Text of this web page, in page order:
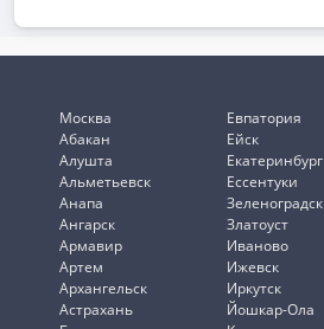
Москва
Абакан
Алушта
Альметьевск
Анапа
Ангарск
Армавир
Артем
Архангельск
Астрахань
Евпатория
Ейск
Екатеринбург
Ессентуки
Зеленоградск
Златоуст
Иваново
Ижевск
Иркутск
Йошкар-Ола